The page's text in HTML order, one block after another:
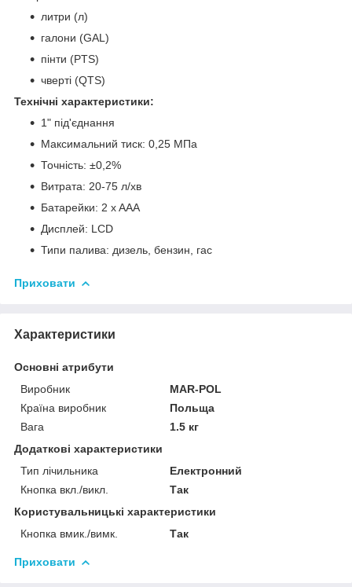
литри (л)
галони (GAL)
пінти (PTS)
чверті (QTS)
Технічні характеристики:
1" під'єднання
Максимальний тиск: 0,25 МПа
Точність: ±0,2%
Витрата: 20-75 л/хв
Батарейки: 2 x AAA
Дисплей: LCD
Типи палива: дизель, бензин, гас
Приховати
Характеристики
Основні атрибути
Виробник
MAR-POL
Країна виробник
Польща
Вага
1.5 кг
Додаткові характеристики
Тип лічильника
Електронний
Кнопка вкл./викл.
Так
Користувальницькі характеристики
Кнопка вмик./вимк.
Так
Приховати